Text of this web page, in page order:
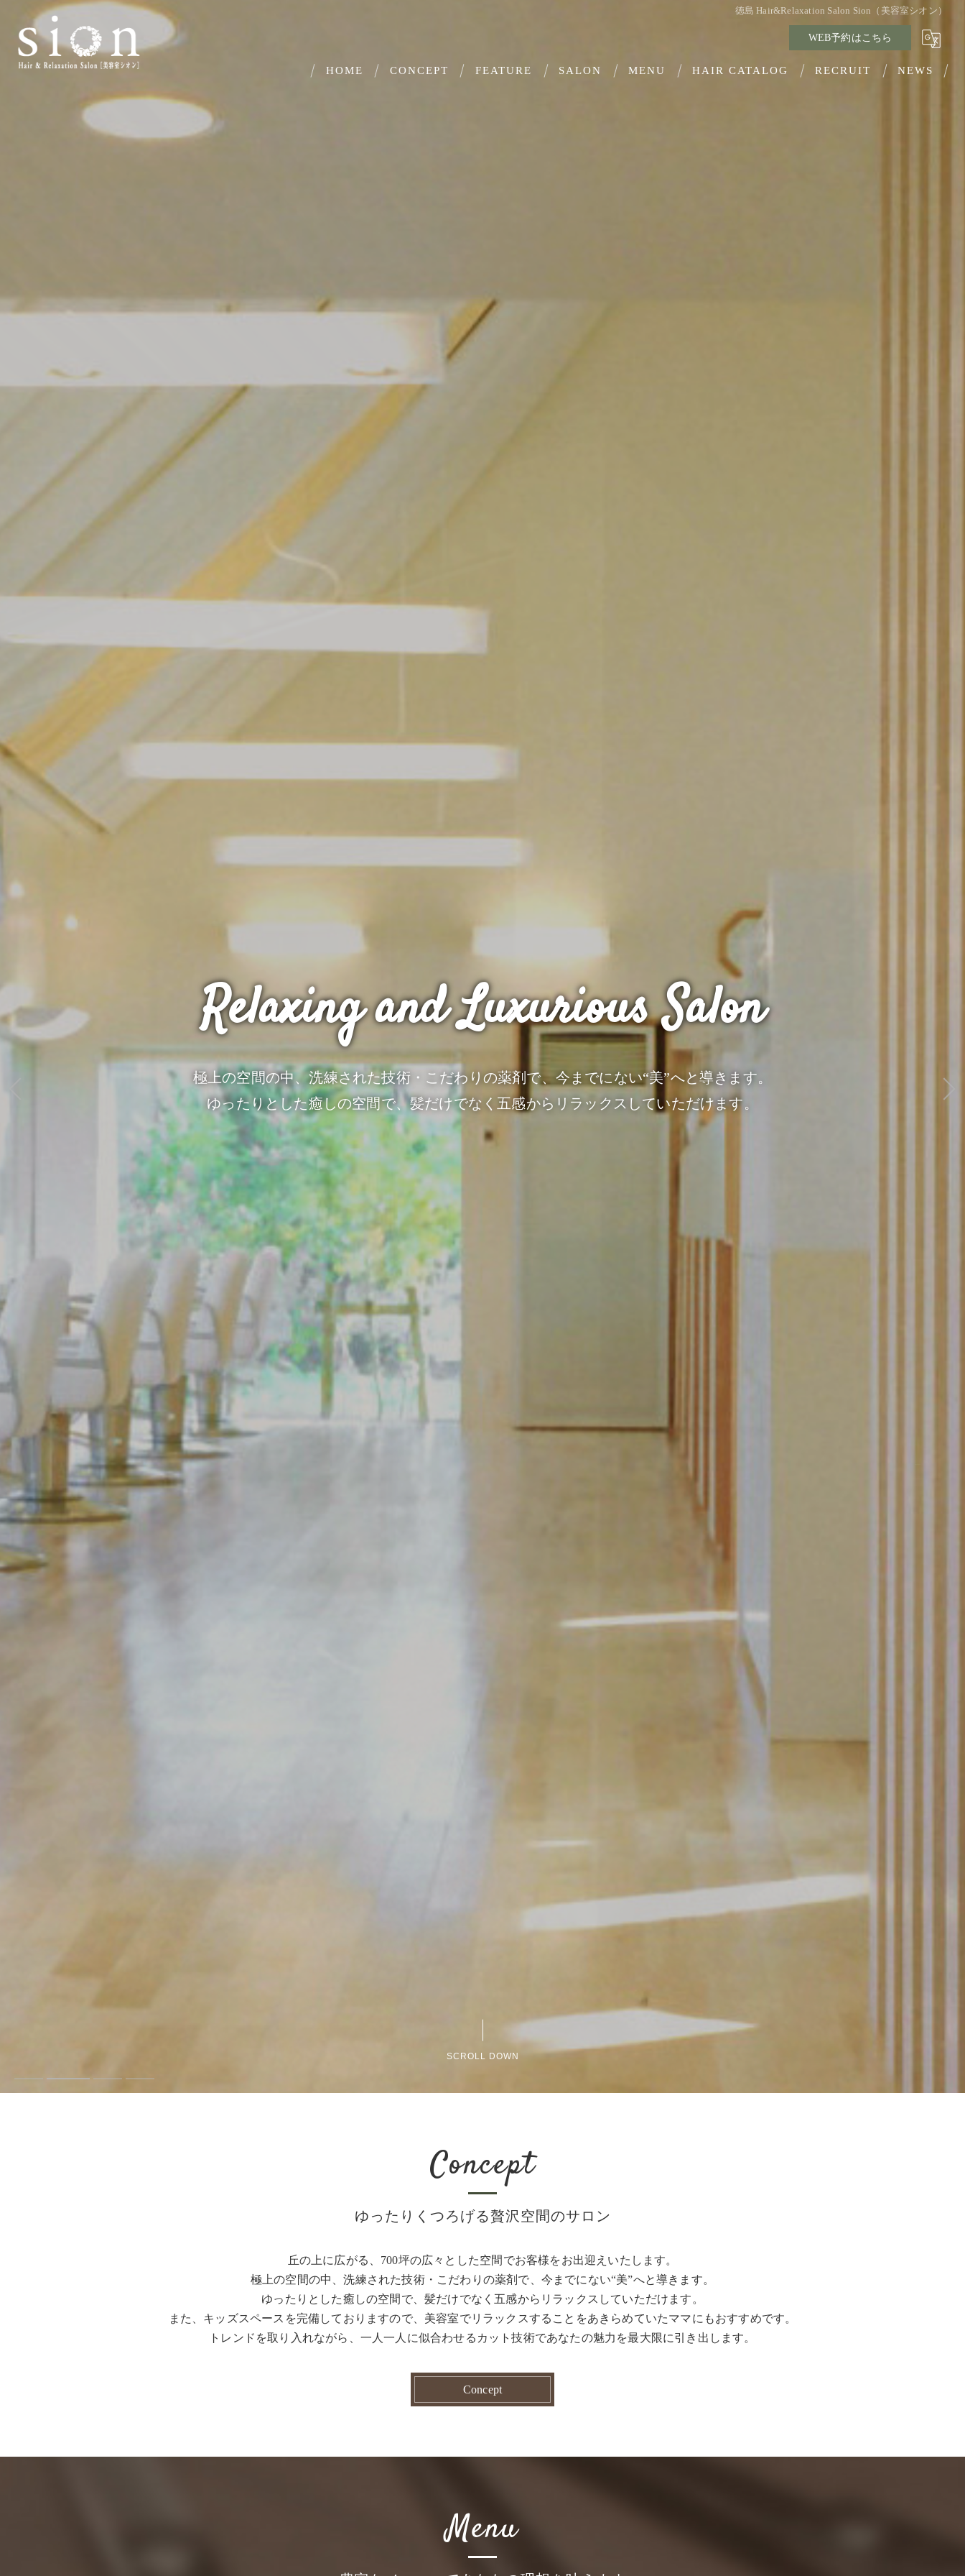
徳島 Hair&Relaxation Salon Sion（美容室シオン）
WEB予約はこちら
HOME CONCEPT FEATURE SALON MENU HAIR CATALOG RECRUIT NEWS
Relaxing and Luxurious Salon
極上の空間の中、洗練された技術・こだわりの薬剤で、今までにない“美”へと導きます。
ゆったりとした癒しの空間で、髪だけでなく五感からリラックスしていただけます。
SCROLL DOWN
ゆったりくつろげる贅沢空間のサロン
Concept
丘の上に広がる、700坪の広々とした空間でお客様をお出迎えいたします。
極上の空間の中、洗練された技術・こだわりの薬剤で、今までにない“美”へと導きます。
ゆったりとした癒しの空間で、髪だけでなく五感からリラックスしていただけます。
また、キッズスペースを完備しておりますので、美容室でリラックスすることをあきらめていたママにもおすすめです。
トレンドを取り入れながら、一人一人に似合わせるカット技術であなたの魅力を最大限に引き出します。
Concept
Menu